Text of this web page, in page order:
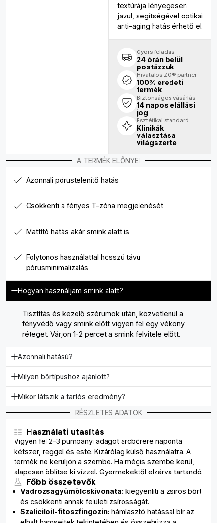
textúrája lényegesen
javul, segítségével optikai
anti-aging hatás érhető el.
Gyors feladás
24 órán belül
postázzuk
Hivatalos ZO® partner
100% eredeti
termék
Biztonságos vásárlás
14 napos elállási
jog
Esztétikai standard
Klinikák
választása
világszerte
A TERMÉK ELŐNYEI
Azonnali pórustelenítő hatás
Csökkenti a fényes T-zóna megjelenését
Mattító hatás akár smink alatt is
Folytonos használattal hosszú távú
pórusminimalizálás
Hogyan használjam smink alatt?
Tisztítás és kezelő szérumok után, közvetlenül a
fényvédő vagy smink előtt vigyen fel egy vékony
réteget. Várjon 1-2 percet a smink felvitele előtt.
Azonnali hatású?
Milyen bőrtípushoz ajánlott?
Mikor látszik a tartós eredmény?
RÉSZLETES ADATOK
Használati utasítás
Vigyen fel 2-3 pumpányi adagot arcbőrére naponta
kétszer, reggel és este. Kizárólag külső használatra. A
termék ne kerüljön a szembe. Ha mégis szembe kerül,
alaposan öblítse ki vízzel. Gyermekektől elzárva tartandó.
Főbb összetevők
Vadrózsagyümölcskivonata: kiegyenlíti a zsíros bőrt
és csökkenti annak felületi zsírosságát.
Szaliciloil-fitoszfingozin: hámlasztó hatással bír az